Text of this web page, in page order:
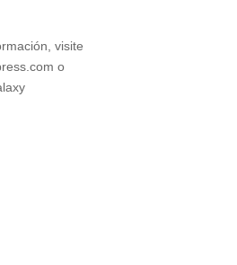
visite
o